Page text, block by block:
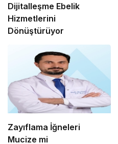
Dijitalleşme Ebelik
Hizmetlerini
Dönüştürüyor
Zayıflama İğneleri
Mucize mi